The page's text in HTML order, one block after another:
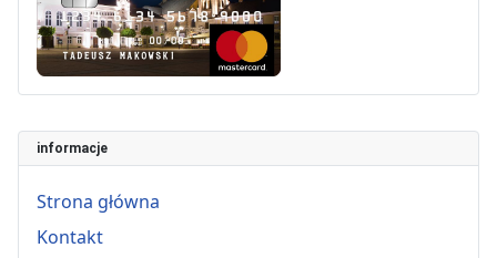
informacje
Strona główna
Kontakt